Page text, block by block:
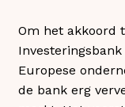
Om het akkoord
Europese
de bank erg